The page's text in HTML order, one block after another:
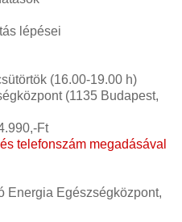
lépései
(16.00-19.00 h)
(1135 Budapest,
Ft
telefonszám megadásával
Energia Egészségközpont,